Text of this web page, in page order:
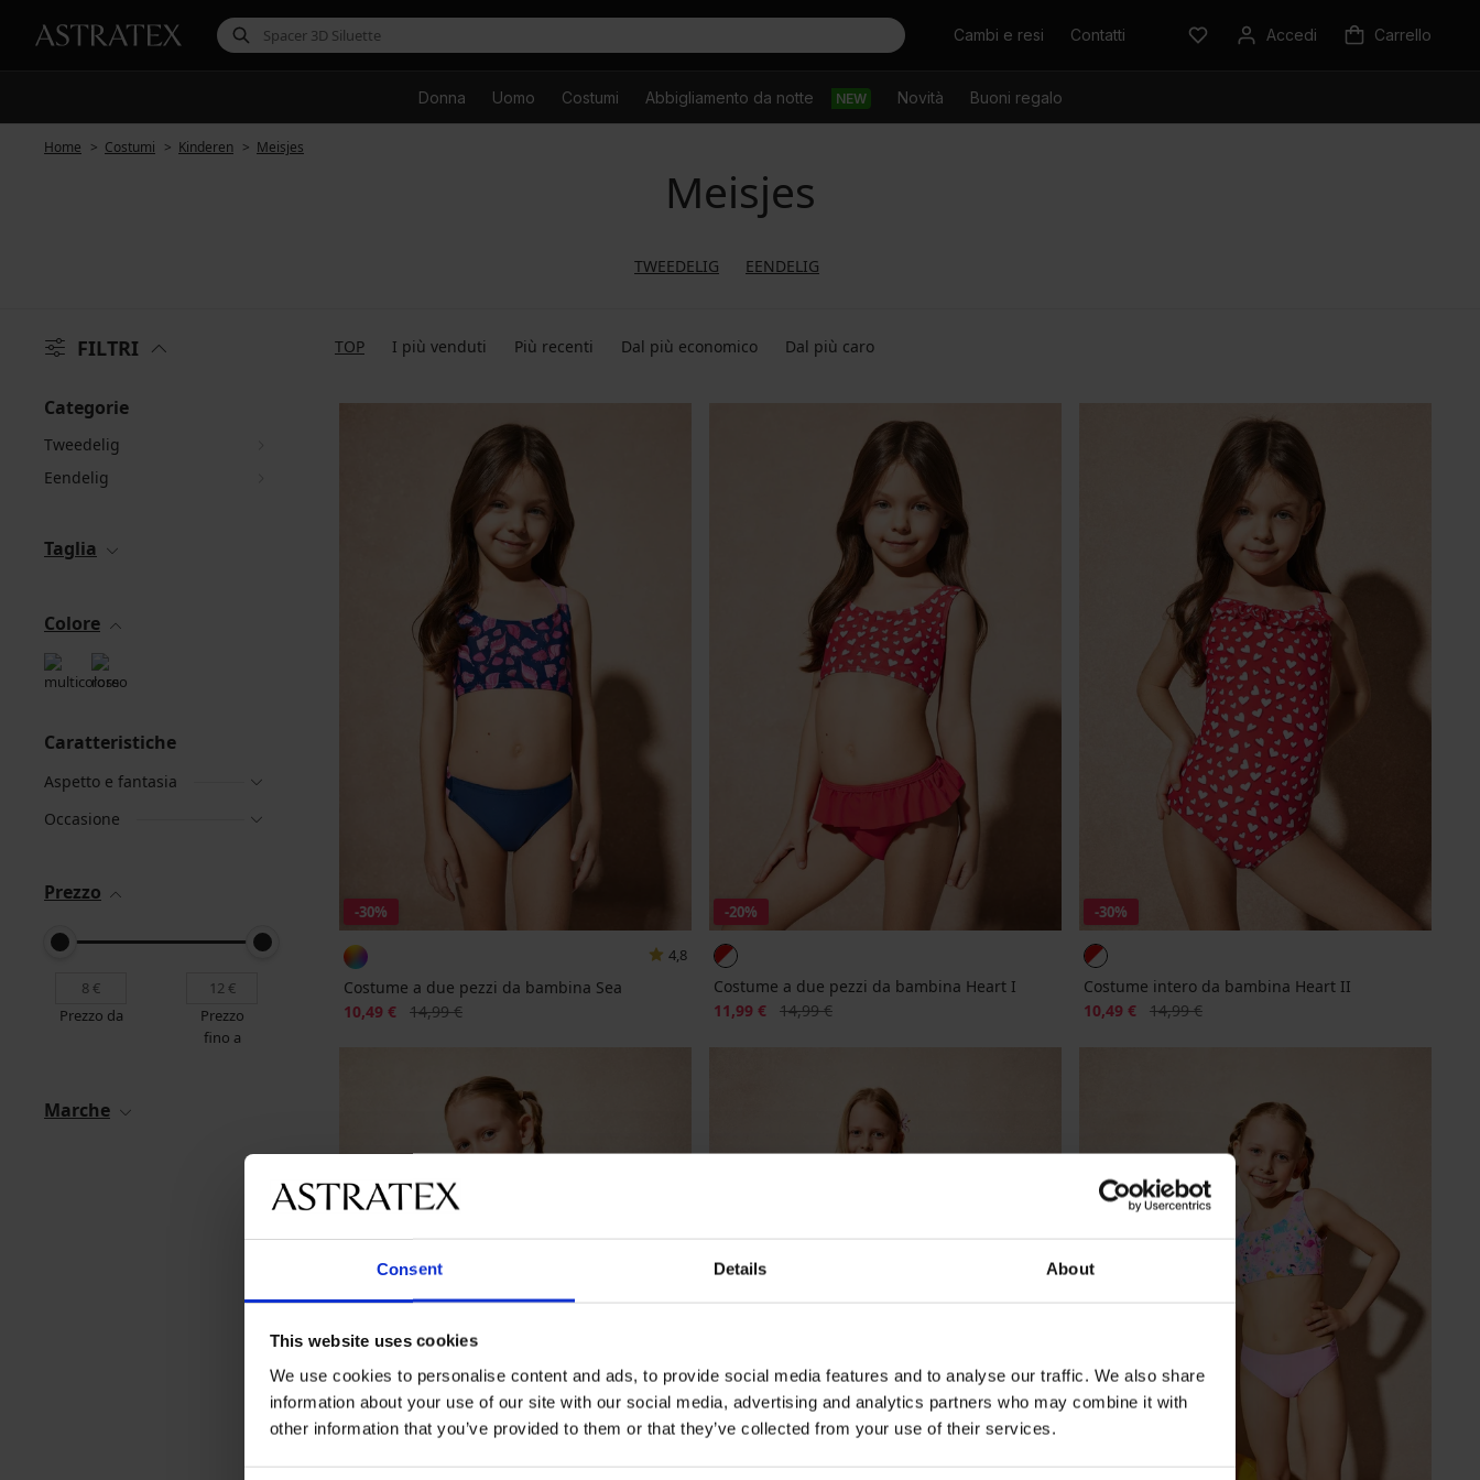
Consent Details About
This website uses cookies
We use cookies to personalise content and ads, to provide social media features and to analyse our traffic. We also share
information about your use of our site with our social media, advertising and analytics partners who may combine it with
other information that you’ve provided to them or that they’ve collected from your use of their services.
CercareCambi e resi Contatti Accedi Carrello
Donna Uomo Costumi Abbigliamento da notte NEW Novità Buoni regalo
Home Costumi Kinderen Meisjes
Meisjes
TWEEDELIG EENDELIG
FILTRI TOP I più venduti Più recenti Dal più economico Dal più caro
Categorie
Tweedelig
Eendelig
Taglia
Colore
Caratteristiche
Aspetto e fantasia
Occasione
Prezzo
Prezzo da
Prezzo
fino a
Marche
-30%
4,8
Costume a due pezzi da bambina Sea
Sconto
10,49 € Prezzo originale
14,99 €
-20%
Costume a due pezzi da bambina Heart I
Sconto
11,99 € Prezzo originale
14,99 €
-30%
Costume intero da bambina Heart II
Sconto
10,49 € Prezzo originale
14,99 €